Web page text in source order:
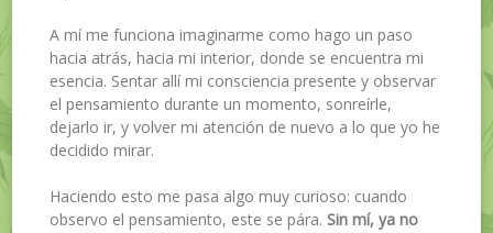
A mí me funciona imaginarme como hago un paso
hacia atrás, hacia mi interior, donde se encuentra mi
esencia. Sentar allí mi consciencia presente y observar
el pensamiento durante un momento, sonreírle,
dejarlo ir, y volver mi atención de nuevo a lo que yo he
decidido mirar.
Haciendo esto me pasa algo muy curioso: cuando
observo el pensamiento, este se pára. Sin mí, ya no